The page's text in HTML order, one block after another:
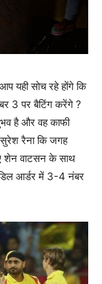
यही सोच रहे होंगे कि
3 पर बैटिंग करेंगे ?
है और वह काफी
रैना कि जगह
शेन वाटसन के साथ
आर्डर में 3-4 नंबर